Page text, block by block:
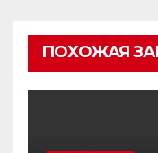
ПОХОЖАЯ